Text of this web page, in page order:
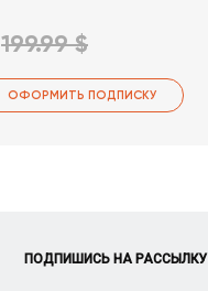
199.99 $
ОФОРМИТЬ ПОДПИСКУ
ПОДПИШИСЬ НА РАССЫЛКУ